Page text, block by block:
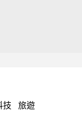
技 旅遊